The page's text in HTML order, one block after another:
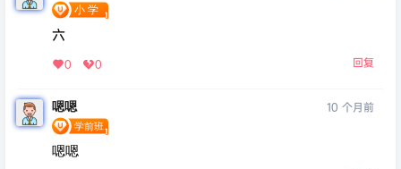
六
0 0 回复
嗯嗯 10 个月前
嗯嗯